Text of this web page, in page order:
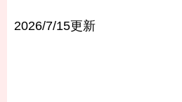
2026/7/15更新